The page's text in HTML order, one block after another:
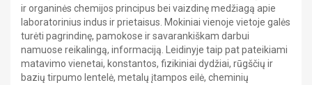
Didaktiniai žaidimai
Stalo žaidimai
Edukaciniai leidiniai
Pratybų sąsiuviniai
PAPILDOMOS PRIEMONĖS
SIENINIAI ŽEMĖLAPIAI
GAUBLIAI
FILMAI
ATMINTINĖS
CHEMIJA
Metodinės priemonės
Mokomieji plakatai
ir organinės chemijos principus bei vaizdinę medžiagą apie
laboratorinius indus ir prietaisus. Mokiniai vienoje vietoje galės
turėti pagrindinę, pamokose ir savarankiškam darbui
namuose reikalingą, informaciją. Leidinyje taip pat pateikiami
matavimo vienetai, konstantos, fizikiniai dydžiai, rūgščių ir
bazių tirpumo lentelė, metalų įtampos eilė, cheminių